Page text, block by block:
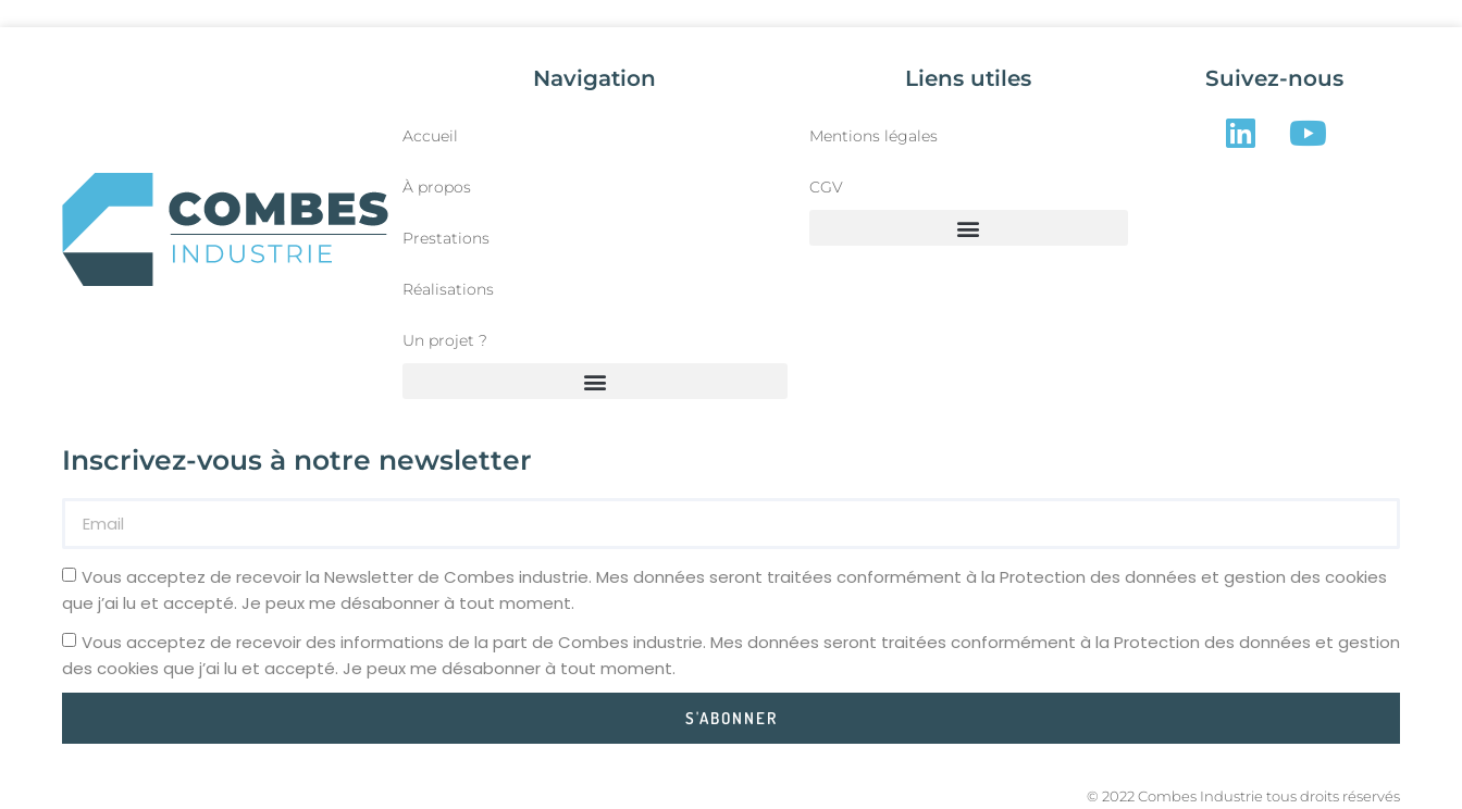
Navigation
Accueil
À propos
Prestations
Réalisations
Un projet ?
Liens utiles
Mentions légales
CGV
Suivez-nous
Inscrivez-vous à notre newsletter
Vous acceptez de recevoir la Newsletter de Combes industrie. Mes données seront traitées conformément à la Protection des données et gestion des cookies
que j’ai lu et accepté. Je peux me désabonner à tout moment.
Vous acceptez de recevoir des informations de la part de Combes industrie. Mes données seront traitées conformément à la Protection des données et gestion
des cookies que j’ai lu et accepté. Je peux me désabonner à tout moment.
S'ABONNER
© 2022 Combes Industrie tous droits réservés